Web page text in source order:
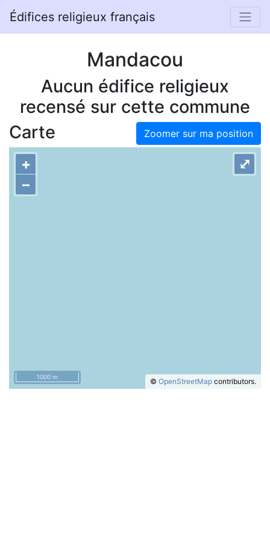
Édifices religieux français
Mandacou
Aucun édifice religieux
recensé sur cette commune
Zoomer sur ma position
Carte
+
–
© OpenStreetMap contributors.
⤢
1000 m